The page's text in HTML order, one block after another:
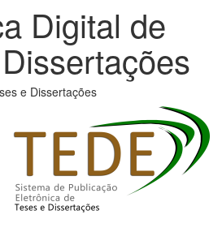
Digital de
e Dissertações